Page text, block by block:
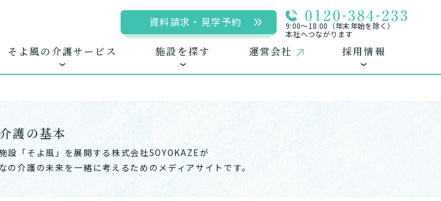
お客様に選ばれる
できたてのお食事
そよ風の介護サービス
自宅から通う 自宅に来てもらう
施設を探す
地図から探す ホームに入居
運営会社 採用情報
新卒採用
9:00〜18:00（年末年始を除く）
本社へつながります
資料請求・見学予約
護の基本
設「そよ風」を展開する株式会社SOYOKAZEが
の介護の未来を一緒に考えるためのメディアサイトです。